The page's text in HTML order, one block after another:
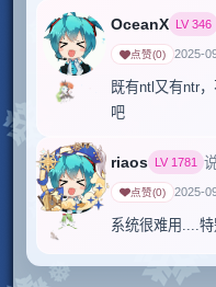
OceanX LV346
点赞(0) 2025-
既有ntl又有ntr
吧
riaos LV 1781
点赞(0) 2025-
系统很难用....